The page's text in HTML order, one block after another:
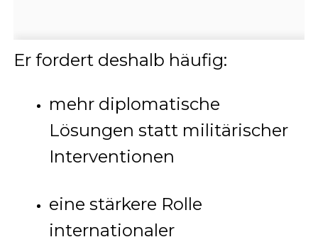
Er fordert deshalb häufig:
mehr diplomatische
Lösungen statt militärischer
Interventionen
eine stärkere Rolle
internationaler